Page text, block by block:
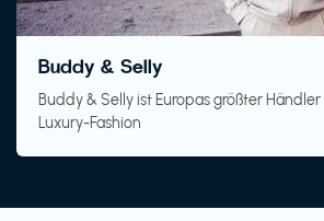
Buddy & Selly
Buddy & Selly ist Europas größter
Luxury-Fashion